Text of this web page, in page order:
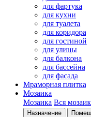
для фартука
для кухни
для туалета
для коридора
для гостиной
для улицы
для балкона
для бассейна
для фасада
Мраморная плитка
Мозаика
Мозаика Вся
Назначение